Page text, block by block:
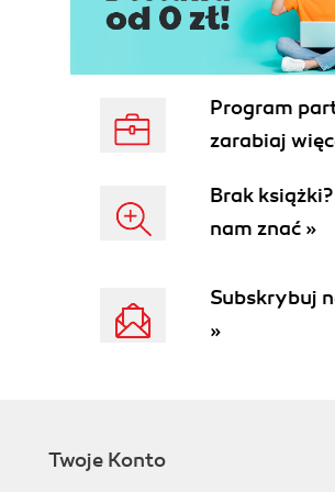
Makijaż samodzielny czy
Gdzie znaleźć wizażystkę? (66)
Alternatywa: makijaż cyfrowy (66)
Przygotowania do sesji (67)
Instrukcje: natychmiast czy...? (68)
Podtrzymuj komunikację z
Czasami musisz improwizować
5. Pozowanie i mimika (71)
Kopiować czy tworzyć? (72)
Praca nad pozą (73)
Naturalne ruchy zamiast póz (80)
Program
zarabiaj
Brak
nam znać »
Subskrybuj
»
Twoje Konto